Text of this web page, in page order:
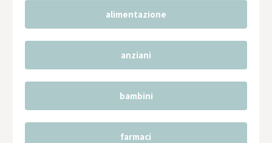
alimentazione
anziani
bambini
farmaci